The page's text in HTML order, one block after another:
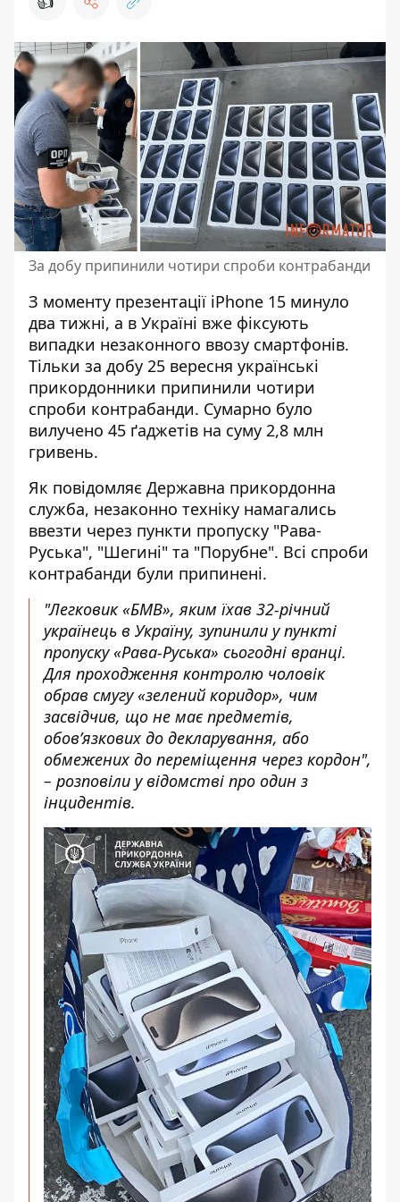
За добу припинили чотири спроби контрабанди
З моменту презентації iPhone 15 минуло
два тижні, а в Україні вже фіксують
випадки незаконного ввозу смартфонів.
Тільки за добу 25 вересня українські
прикордонники припинили чотири
спроби контрабанди. Сумарно було
вилучено 45 ґаджетів на суму 2,8 млн
гривень.
Як повідомляє Державна прикордонна
служба, незаконно техніку намагались
ввезти через пункти пропуску "Рава-
Руська", "Шегині" та "Порубне". Всі спроби
контрабанди були припинені.
"Легковик «БМВ», яким їхав 32-річний
українець в Україну, зупинили у пункті
пропуску «Рава-Руська» сьогодні вранці.
Для проходження контролю чоловік
обрав смугу «зелений коридор», чим
засвідчив, що не має предметів,
обов’язкових до декларування, або
обмежених до переміщення через кордон",
– розповіли у відомстві про один з
інцидентів.